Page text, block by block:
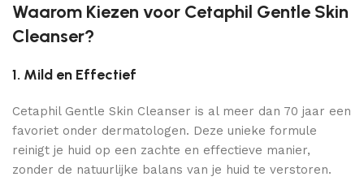
Waarom Kiezen voor Cetaphil Gentle Skin
Cleanser?
1. Mild en Effectief
Cetaphil Gentle Skin Cleanser is al meer dan 70 jaar een
favoriet onder dermatologen. Deze unieke formule
reinigt je huid op een zachte en effectieve manier,
zonder de natuurlijke balans van je huid te verstoren.